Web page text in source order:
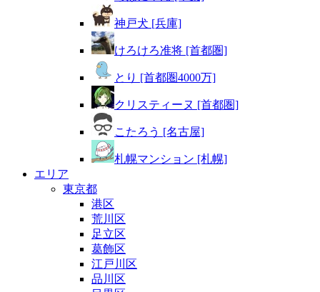
神戸犬 [兵庫]
けろけろ准将 [首都圏]
とり [首都圏4000万]
クリスティーヌ [首都圏]
こたろう [名古屋]
札幌マンション [札幌]
エリア
東京都
港区
荒川区
足立区
葛飾区
江戸川区
品川区